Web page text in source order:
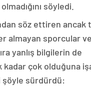
söyledi.
söz ettiren ancak
almayan sporcular
yanlış bilgilerin de
kadar çok olduğuna
şöyle sürdürdü: